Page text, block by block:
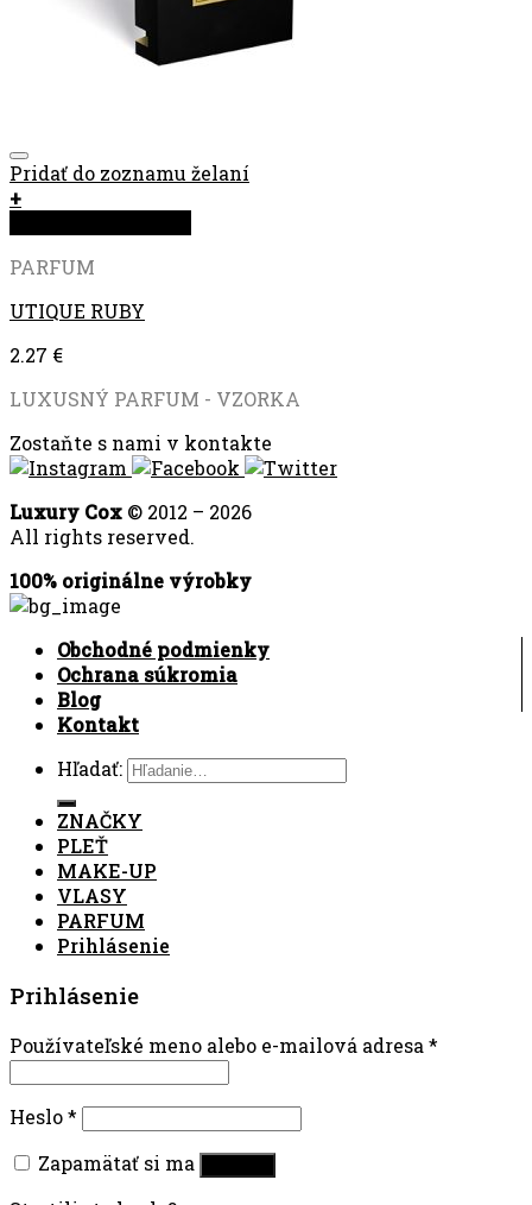
Pridať do zoznamu želaní
+
PARFUM
UTIQUE RUBY
2.27 €
LUXUSNÝ PARFUM - VZORKA
Zostaňte s nami v kontakte
Luxury Cox © 2012 – 2026
All rights reserved.
100% originálne výrobky
Obchodné podmienky
Ochrana súkromia
Blog
Kontakt
Hľadať:
ZNAČKY
PLEŤ
MAKE-UP
VLASY
PARFUM
Prihlásenie
Prihlásenie
Používateľské meno alebo e-mailová adresa *
Heslo*
Zapamätať si ma